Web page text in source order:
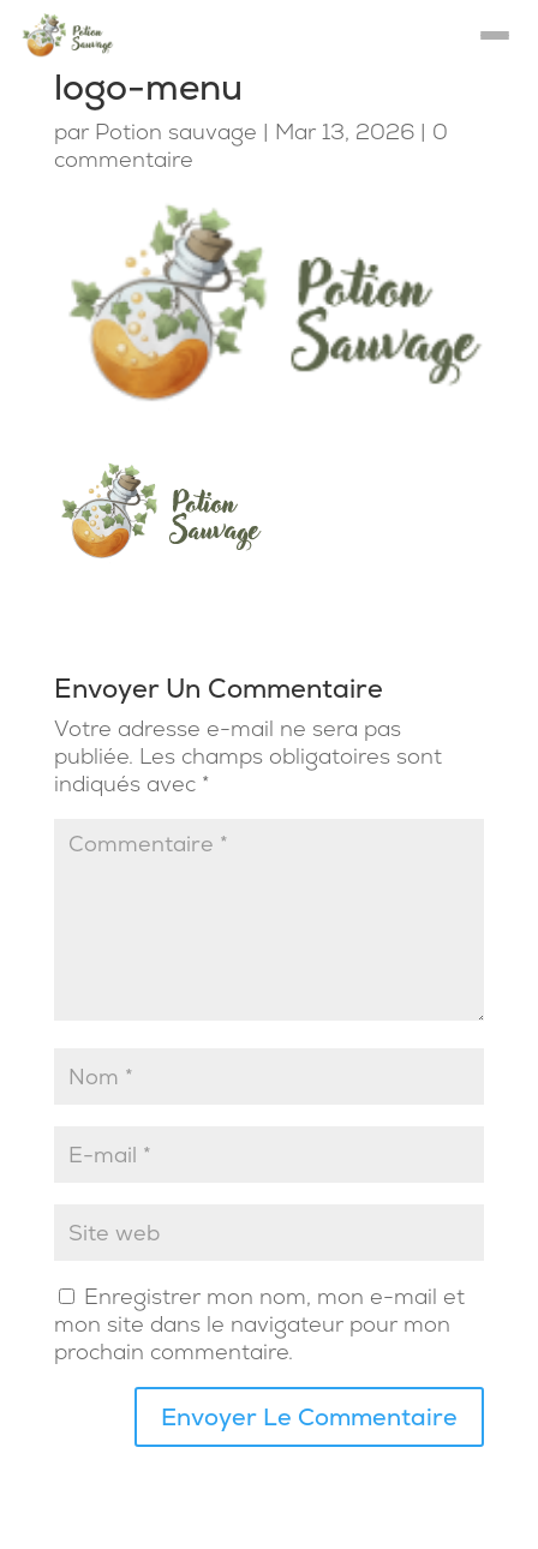
logo-menu
par Potion sauvage | Mar 13, 2026| 0
commentaire
Envoyer Un Commentaire
Votre adresse e-mail ne sera pas
publiée. Les champs obligatoires sont
indiqués avec *
Enregistrer mon nom, mon e-mail et
mon site dans le navigateur pour mon
prochain commentaire.